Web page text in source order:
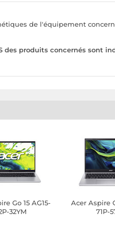
de l'équipement
produits concernés sont
Go 15 AG15-
32YM
Acer Aspire
71P-